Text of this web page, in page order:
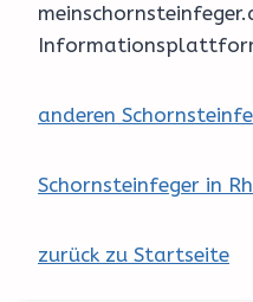
anderen
Schornsteinfeger in
zurück zu Startseite